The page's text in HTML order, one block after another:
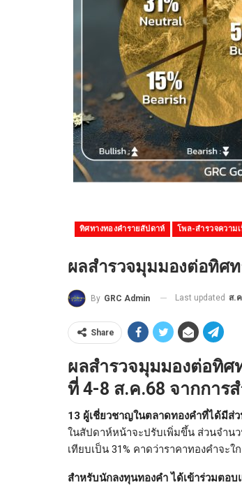
ทิศทางทองคำรายสัปดาห์ โพล-สำรวจความ
ผลสำรวจมุมมองต่อทิศ
By GRC Admin Last updated ส.
Share
ผลสำรวจมุมมองต่อทิศ
ที่ 4-8 ส.ค.68 จากการ
13 ผู้เชี่ยวชาญในตลาดทองคำที่ได้มีส่
ในสัปดาห์หน้าจะปรับเพิ่มขึ้น ส่วนจำนว
เทียบเป็น 31% คาดว่าราคาทองคำจะ
สำหรับนักลงทุนทองคำ ได้เข้าร่วมตอบ